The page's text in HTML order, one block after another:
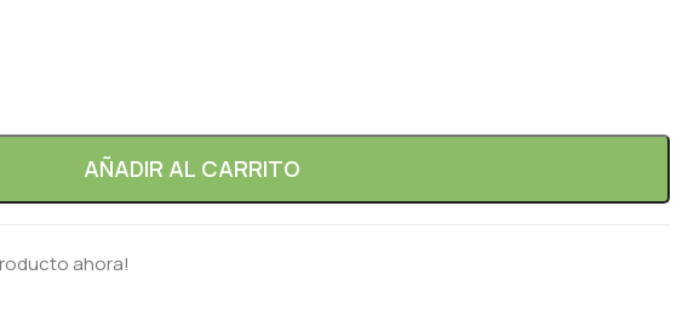
AÑADIR AL CARRITO
ahora!